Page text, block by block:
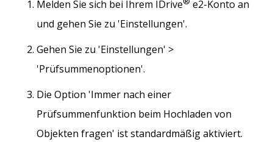
Melden Sie sich bei Ihrem IDrive
e2-Konto an
und gehen Sie zu 'Einstellungen'.
Gehen Sie zu 'Einstellungen' >
'Prüfsummenoptionen'.
Die Option 'Immer nach einer
Prüfsummenfunktion beim Hochladen von
Objekten fragen' ist standardmäßig aktiviert.